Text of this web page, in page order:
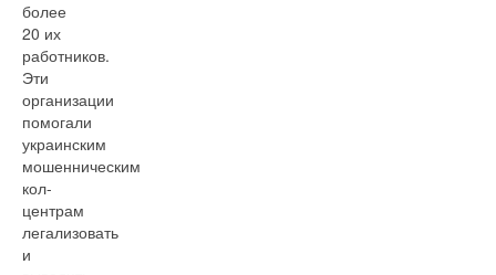
более
20 их
работников.
Эти
организации
помогали
украинским
мошенническим
кол-
центрам
легализовать
и